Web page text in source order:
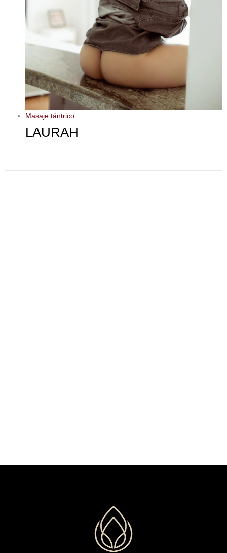
Masaje tántrico
LAURAH